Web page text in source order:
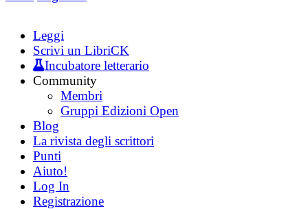
Leggi
Scrivi un LibriCK
Incubatore letterario
Community
Membri
Gruppi Edizioni Open
Blog
La rivista degli scrittori
Punti
Aiuto!
Log In
Registrazione